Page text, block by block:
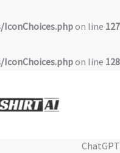
on line 127
on line 128
إلى
ChatGPT